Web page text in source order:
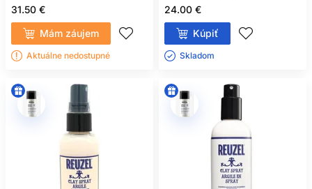
AKO OBNOVIŤ KUČERY
NA ĎALŠÍ DEŇ
možno ľahko navlhčiť a pridať malé množstvo produktu,
prípadne použiť osviežujúci sprej. Veľké vrstvenie bez
umytia však môže vytvoriť nános, znížiť pružnosť a zaťažiť
korienky. Sledujte reakciu vlasov.
VÝDRŽ, OBJEM A
31.50 €
Mám záujem
Aktuálne nedostupné
24.00 €
Kúpiť
Skladom ㅤ